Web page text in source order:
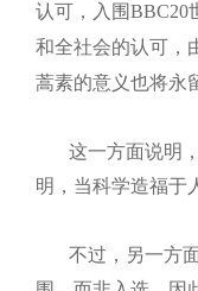
认可，入围BBC20
和全社会的认可，
蒿素的意义也将永
这一方面说明
明，当科学造福于
不过，另一方